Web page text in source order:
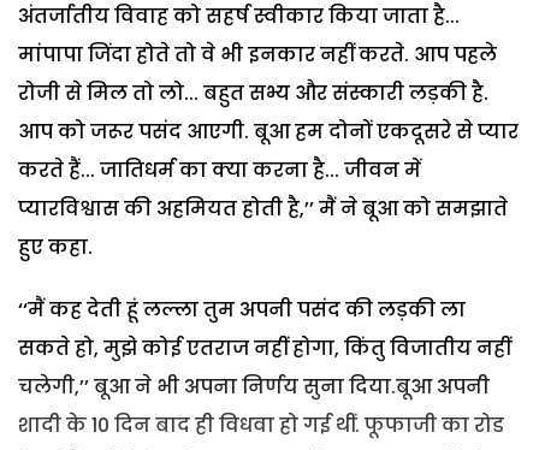
अंतर्जातीय विवाह को सहर्ष स्वीकार किया जाता है...
मांपापा जिंदा होते तो वे भी इनकार नहीं करते. आप पहले
रोजी से मिल तो लो... बहुत सभ्य और संस्कारी लड़की है.
आप को जरूर पसंद आएगी. बूआ हम दोनों एकदूसरे से प्यार
करते हैं... जातिधर्म का क्या करना है... जीवन में
प्यारविश्वास की अहमियत होती है,’’ मैं ने बूआ को समझाते
हुए कहा.
‘‘मैं कह देती हूं लल्ला तुम अपनी पसंद की लड़की ला
सकते हो, मुझे कोई एतराज नहीं होगा, किंतु विजातीय नहीं
चलेगी,’’ बूआ ने भी अपना निर्णय सुना दिया.बूआ अपनी
शादी के 10 दिन बाद ही विधवा हो गई थीं. फूफाजी का रोड